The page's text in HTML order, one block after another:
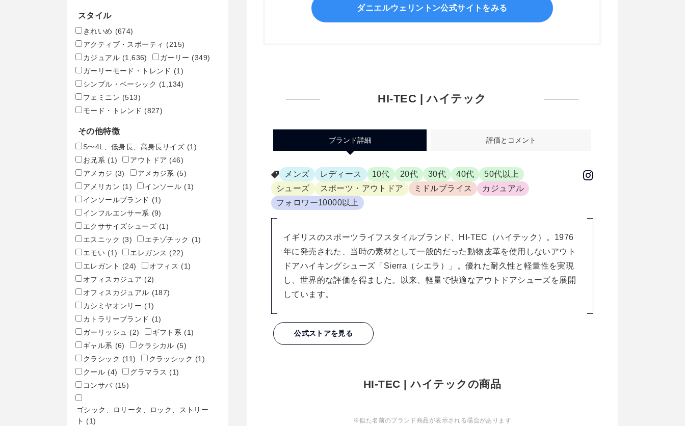
ダニエルウェリントン公式サイトをみる
HI-TEC | ハイテック
ブランド詳細 評価とコメント
メンズ レディース 10代 20代 30代 40代
50代以上
シューズ
スポーツ・アウトドア ミドルプライス
カジュアル
フォロワー10000以上
イギリスのスポーツライフスタイルブランド、HI-TEC（ハイテック）。1976
年に発売された、当時の素材として一般的だった動物皮革を使用しないアウト
ドアハイキングシューズ「Sierra（シエラ）」。優れた耐久性と軽量性を実現
し、世界的な評価を得ました。以来、軽量で快適なアウトドアシューズを展開
しています。
公式ストアを見る
HI-TEC | ハイテックの商品
※似た名前のブランド商品が表示される場合があります
スタイル
きれいめ (674)
アクティブ・スポーティ (215)
カジュアル (1,636) ガーリー (349)
ガーリーモード・トレンド (1)
シンプル・ベーシック (1,134)
フェミニン (513)
モード・トレンド (827)
その他特徴
S〜4L、低身長、高身長サイズ (1)
お兄系 (1) アウトドア (46)
アメカジ (3) アメカジ系 (5)
アメリカン (1) インソール (1)
インソールブランド (1)
インフルエンサー系 (9)
エクササイズシューズ (1)
エスニック (3) エチゾチック (1)
エモい (1) エレガンス (22)
エレガント (24) オフィス (1)
オフィスカジュア (2)
オフィスカジュアル (187)
カシミヤオンリー (1)
カトラリーブランド (1)
ガーリッシュ (2) ギフト系 (1)
ギャル系 (6) クラシカル (5)
クラシック (11) クラッシック (1)
クール (4) グラマラス (1)
コンサバ (15)
ゴシック、ロリータ、ロック、ストリー
ト (1)